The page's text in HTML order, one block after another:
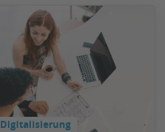
Digitalisierung